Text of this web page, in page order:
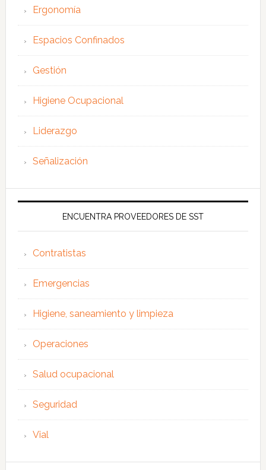
Ergonomía
Espacios Confinados
Gestión
Higiene Ocupacional
Liderazgo
Señalización
ENCUENTRA PROVEEDORES DE SST
Contratistas
Emergencias
Higiene, saneamiento y limpieza
Operaciones
Salud ocupacional
Seguridad
Vial